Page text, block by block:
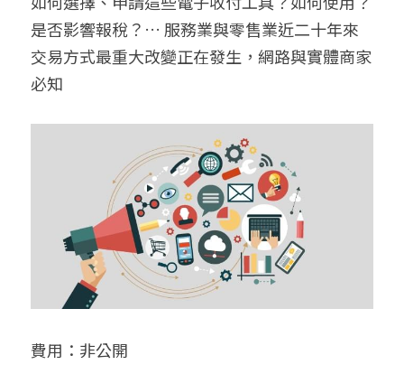
是否影響報稅？… 服務業與零售業近二十年來
交易方式最重大改變正在發生，網路與實體商家
必知
費用：非公開